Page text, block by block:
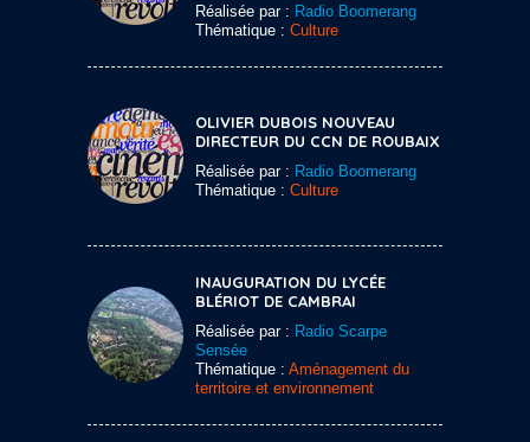
Réalisée par : Radio Boomerang
Thématique : Culture
OLIVIER DUBOIS NOUVEAU
DIRECTEUR DU CCN DE ROUBAIX
Réalisée par : Radio Boomerang
Thématique : Culture
INAUGURATION DU LYCÉE
BLÉRIOT DE CAMBRAI
Réalisée par : Radio Scarpe
Sensée
Thématique : Aménagement du
territoire et environnement